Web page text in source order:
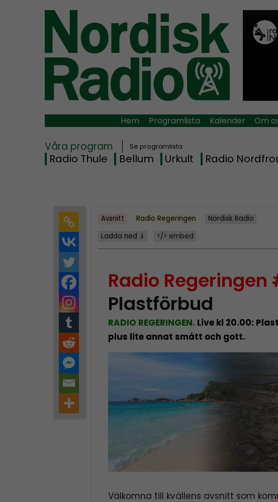
Hem Programlista Kalender Om
Våra program Se programlista
Radio Thule Bellum Urkult Radio
Avsnitt Radio Regeringen Nordisk Radio
Ladda ned ⇓
</> embed
Radio Regeringen
Plastförbud
RADIO REGERINGEN. Live kl 20.00:
plus lite annat smått och gott.
Välkomna till kvällens avsnitt som